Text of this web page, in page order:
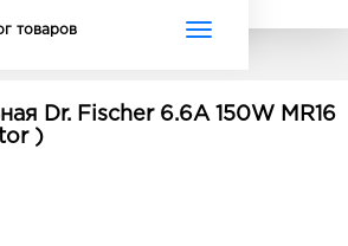
Toggle
товаров
Dr. Fischer 6.6A 150W MR16
)